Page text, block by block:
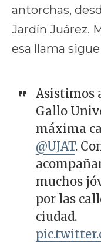
antorchas,
Jardín Juárez.
esa llama
Asistimos
Gallo
máxima
@UJAT.
muchos
por las
ciudad.